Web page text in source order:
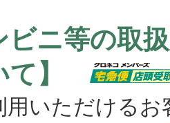
ビニ等の取
て】
いただけるお